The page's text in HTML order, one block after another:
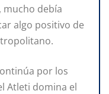
mucho debía
algo positivo de
por los
Atleti domina el